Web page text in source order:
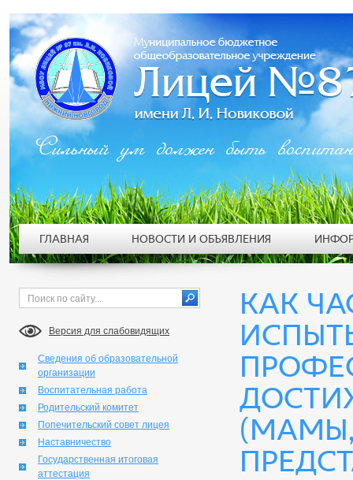
Версия для слабовидящих
Сведения об образовательной
организации
Воспитательная работа
Родительский комитет
Попечительский совет лицея
Наставничество
Государственная итоговая
аттестация
КАК
Сильный ум должен быть
ГЛАВНАЯ НОВОСТИ И ОБЪЯВЛЕНИЯ